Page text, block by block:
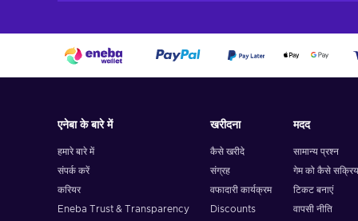
एनेबा के बारे में
हमारे बारे में
संपर्क करें
करियर
Eneba Trust & Transparency
खरीदना
कैसे खरीदे
संग्रह
वफादारी कार्यक्रम
Discounts
मदद
सामान्य प्रश्न
गेम को कैसे
टिकट बनाएं
वापसी नीति